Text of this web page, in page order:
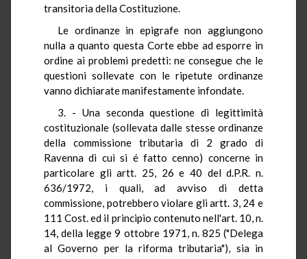
transitoria della Costituzione.
Le ordinanze in epigrafe non aggiungono
nulla a quanto questa Corte ebbe ad esporre in
ordine ai problemi predetti: ne consegue che le
questioni sollevate con le ripetute ordinanze
vanno dichiarate manifestamente infondate.
3. - Una seconda questione di legittimità
costituzionale (sollevata dalle stesse ordinanze
della commissione tributaria di 2 grado di
Ravenna di cui si é fatto cenno) concerne in
particolare gli artt. 25, 26 e 40 del d.P.R. n.
636/1972, i quali, ad avviso di detta
commissione, potrebbero violare gli artt. 3, 24 e
111 Cost. ed il principio contenuto nell'art. 10, n.
14, della legge 9 ottobre 1971, n. 825 ("Delega
al Governo per la riforma tributaria"), sia in